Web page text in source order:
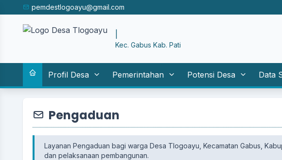
pemdestlogoayu@gmail.com
Kec. Gabus Kab. Pati
Profil Desa Pemerintahan Potensi Desa Data
Pengaduan
Layanan Pengaduan bagi warga Desa Tlogoayu, Kecamatan Gabus,
dan pelaksanaan pembangunan.